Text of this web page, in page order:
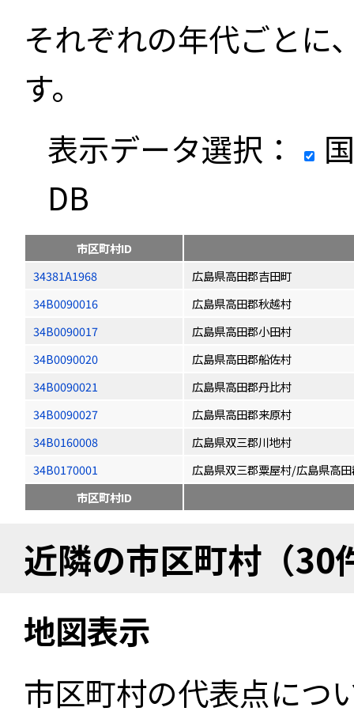
それぞれの年代ごとに
す。
表示データ選択：
DB
市区町村ID
34381A1968
広島県高田郡吉田町
34B0090016
広島県高田郡秋越村
34B0090017
広島県高田郡小田村
34B0090020
広島県高田郡船佐村
34B0090021
広島県高田郡丹比村
34B0090027
広島県高田郡来原村
34B0160008
広島県双三郡川地村
34B0170001
広島県双三郡粟屋村/広島県高
市区町村ID
近隣の市区町村（30
地図表示
市区町村の代表点につ